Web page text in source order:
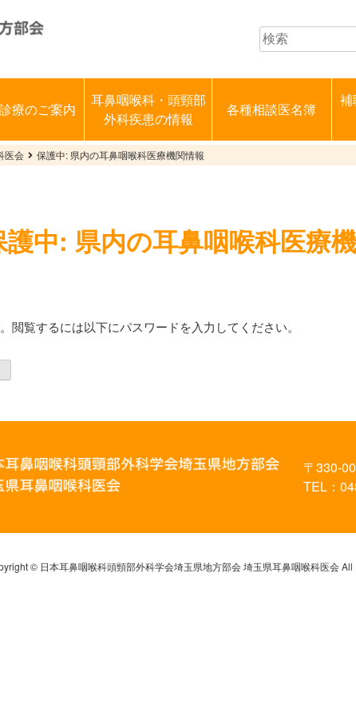
療のご案内
耳鼻咽喉科・頭頸部
外科疾患の情報
各種相談医名簿
医会 保護中: 県内の耳鼻咽喉科医療機関情報
護中: 県内の耳鼻咽喉科医療
覧するには以下にパスワードを入力してください。
〒330-
TEL：
© 日本耳鼻咽喉科頭頸部外科学会埼玉県地方部会埼玉県耳鼻咽喉科医会